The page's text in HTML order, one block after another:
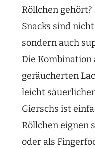
Röllchen
Snacks sind
sondern auch
Die Kombination
geräucherten
leicht
Gierschs ist
Röllchen eignen
oder als